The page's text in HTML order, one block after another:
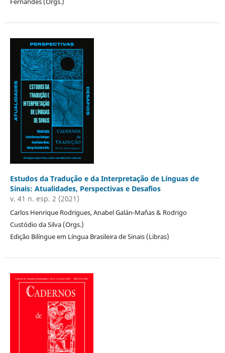
Estudos da Tradução e da Interpretação de Línguas de
Sinais: Atualidades, Perspectivas e Desafios
v. 41 n. esp. 2 (2021)
Carlos Henrique Rodrigues, Anabel Galán-Mañas & Rodrigo
Custódio da Silva (Orgs.)
Edição Bilíngue em Língua Brasileira de Sinais (Libras)